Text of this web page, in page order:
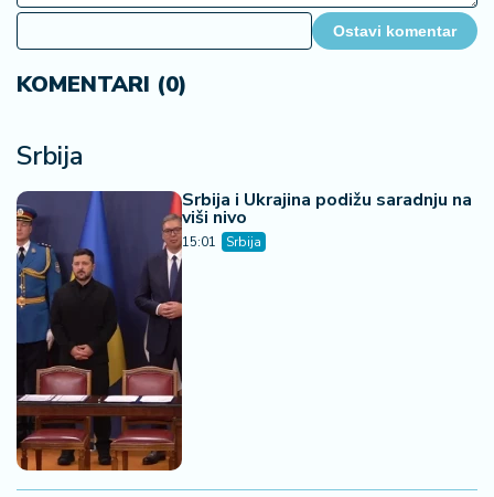
Ostavi komentar
KOMENTARI (0)
Srbija
Srbija i Ukrajina podižu saradnju na
viši nivo
15:01 Srbija